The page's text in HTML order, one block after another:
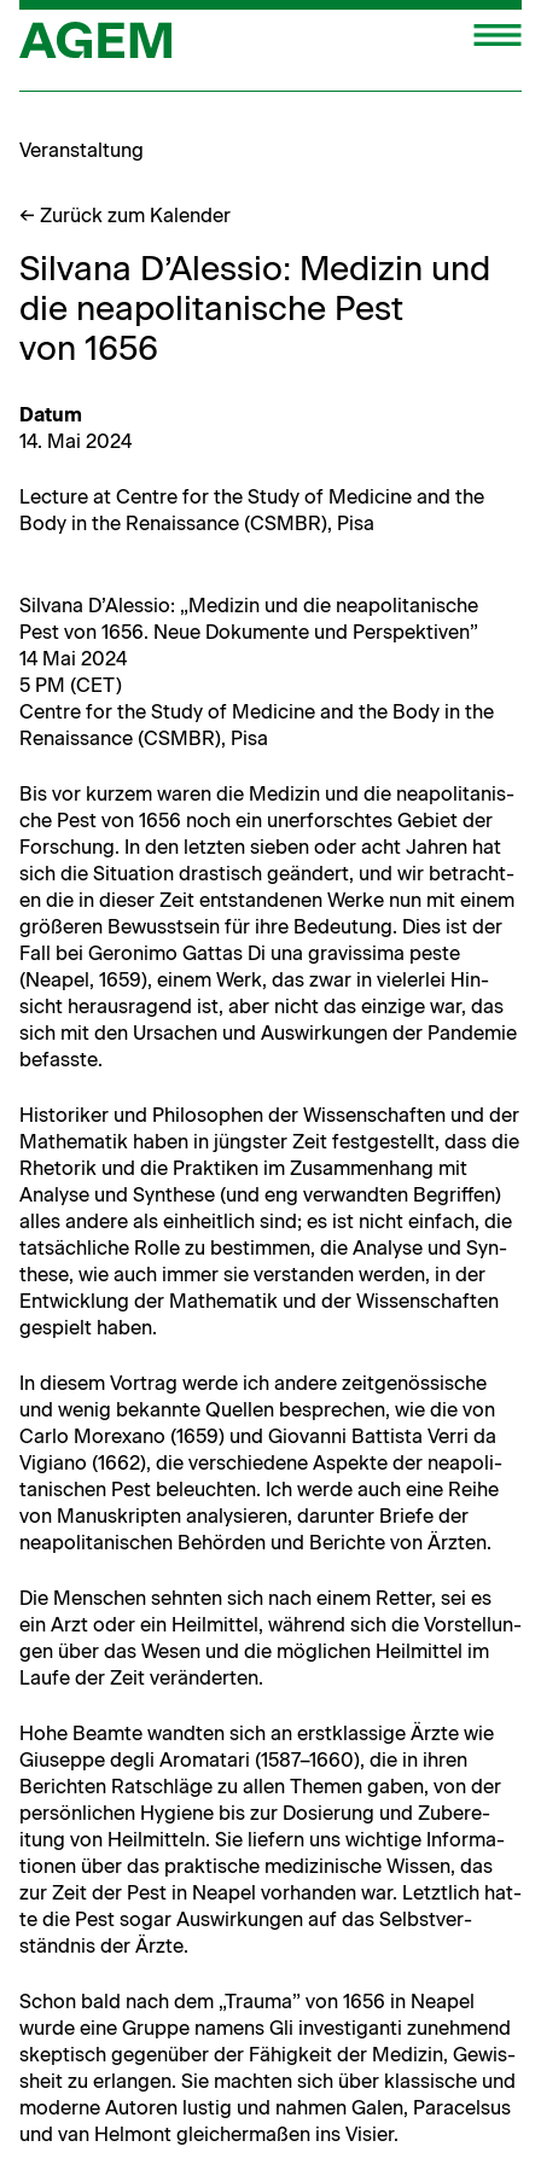
Zum
Inhalt
springen
Veranstaltung
← Zurück zum Kalender
Silvana D’Alessio: Medizin und
die neapolitanische Pest
von 1656
Datum
14. Mai 2024
Lec­ture at Cen­tre for the Study of Med­i­cine and the
Body in the Renais­sance (CSMBR), Pisa
Sil­vana D’A­lessio: „Medi­zin und die neapoli­tanis­che
Pest von 1656. Neue Doku­mente und Perspektiven”
14 Mai 2024
5 PM (CET)
Cen­tre for the Study of Med­i­cine and the Body in the
Renais­sance (CSMBR), Pisa
Bis vor kurzem waren die Medi­zin und die neapoli­tanis­
che Pest von 1656 noch ein uner­forscht­es Gebi­et der
Forschung. In den let­zten sieben oder acht Jahren hat
sich die Sit­u­a­tion drastisch geän­dert, und wir betra­cht­
en die in dieser Zeit ent­stande­nen Werke nun mit einem
größeren Bewusst­sein für ihre Bedeu­tung. Dies ist der
Fall bei Geron­i­mo Gat­tas Di una gravis­si­ma peste
(Neapel, 1659), einem Werk, das zwar in viel­er­lei Hin­
sicht her­aus­ra­gend ist, aber nicht das einzige war, das
sich mit den Ursachen und Auswirkun­gen der Pan­demie
befasste.
His­torik­er und Philosophen der Wis­senschaften und der
Math­e­matik haben in jüng­ster Zeit fest­gestellt, dass die
Rhetorik und die Prak­tiken im Zusam­men­hang mit
Analyse und Syn­these (und eng ver­wandten Begrif­f­en)
alles andere als ein­heitlich sind; es ist nicht ein­fach, die
tat­säch­liche Rolle zu bes­tim­men, die Analyse und Syn­
these, wie auch immer sie ver­standen wer­den, in der
Entwick­lung der Math­e­matik und der Wis­senschaften
gespielt haben.
In diesem Vor­trag werde ich andere zeit­genös­sis­che
und wenig bekan­nte Quellen besprechen, wie die von
Car­lo Morex­ano (1659) und Gio­van­ni Bat­tista Ver­ri da
Vigiano (1662), die ver­schiedene Aspek­te der neapoli­
tanis­chen Pest beleucht­en. Ich werde auch eine Rei­he
von Manuskripten analysieren, darunter Briefe der
neapoli­tanis­chen Behör­den und Berichte von Ärzten.
Die Men­schen sehn­ten sich nach einem Ret­ter, sei es
ein Arzt oder ein Heilmit­tel, während sich die Vorstel­lun­
gen über das Wesen und die möglichen Heilmit­tel im
Laufe der Zeit veränderten.
Hohe Beamte wandten sich an erstk­las­sige Ärzte wie
Giuseppe degli Aro­matari (1587–1660), die in ihren
Bericht­en Ratschläge zu allen The­men gaben, von der
per­sön­lichen Hygiene bis zur Dosierung und Zubere­
itung von Heilmit­teln. Sie liefern uns wichtige Infor­ma­
tio­nen über das prak­tis­che medi­zinis­che Wis­sen, das
zur Zeit der Pest in Neapel vorhan­den war. Let­ztlich hat­
te die Pest sog­ar Auswirkun­gen auf das Selb­stver­
ständ­nis der Ärzte.
Schon bald nach dem „Trau­ma” von 1656 in Neapel
wurde eine Gruppe namens Gli inves­ti­gan­ti zunehmend
skep­tisch gegenüber der Fähigkeit der Medi­zin, Gewis­
sheit zu erlan­gen. Sie macht­en sich über klas­sis­che und
mod­erne Autoren lustig und nah­men Galen, Paracel­sus
und van Hel­mont gle­icher­maßen ins Visier.